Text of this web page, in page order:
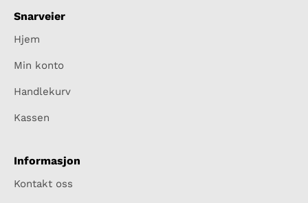
Snarveier
Hjem
Min konto
Handlekurv
Kassen
Informasjon
Kontakt oss